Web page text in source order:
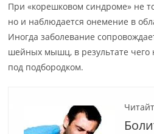
При «корешковом синдроме» не
но и наблюдается онемение в
Иногда заболевание
шейных мышц, в результате чего
под подбородком.